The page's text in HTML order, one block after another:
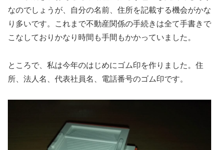
なのでしょうが、自分の名前、住所を記載する機会がかな
り多いです。これまで不動産関係の手続きは全て手書きで
こなしておりかなり時間も手間もかかっていました。
ところで、私は今年のはじめにゴム印を作りました。住
所、法人名、代表社員名、電話番号のゴム印です。